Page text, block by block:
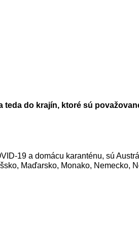
do krajín, ktoré sú
19 a domácu karanténu, sú
Maďarsko, Monako, Nemecko,